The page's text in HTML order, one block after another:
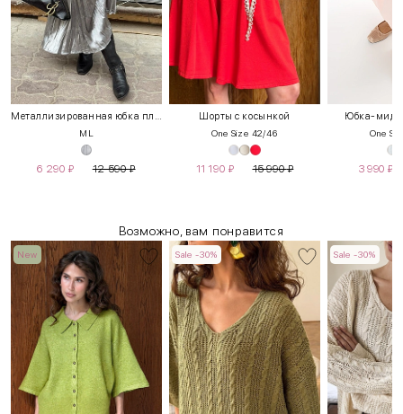
Металлизированная юбка плиссе
M L
6 290 ₽ 12 590₽
Шорты с косынкой
One Size 42/46
11 190 ₽ 15 990₽
Юбка-миди
One
3 990 ₽
Возможно, вам понравится
New Sale -30% Sale -30%